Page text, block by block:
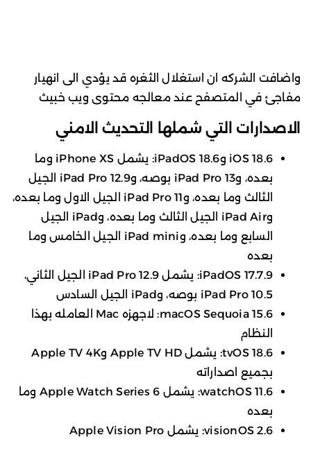
واضافت الشركه ان استغلال الثغره قد يؤدي الى انهيار
مفاجئ في المتصفح عند معالجه محتوى ويب خبيث
الاصدارات التي شملها التحديث الامني
iOS 18.6 وiPadOS 18.6: يشمل iPhone XS وما
بعده، وiPad Pro 13 بوصه، وiPad Pro 12.9 الجيل
الثالث وما بعده، وiPad Pro 11 الجيل الاول وما بعده،
وiPad Air الجيل الثالث وما بعده، وiPad الجيل
السابع وما بعده، وiPad mini الجيل الخامس وما
بعده
iPadOS 17.7.9: يشمل iPad Pro 12.9 الجيل الثاني،
iPad Pro 10.5 بوصه، وiPad الجيل السادس
macOS Sequoia 15.6: لاجهزه Mac العامله بهذا
النظام
tvOS 18.6: يشمل Apple TV HD وApple TV 4K
بجميع اصداراته
watchOS 11.6: يشمل Apple Watch Series 6 وما
بعده
visionOS 2.6: يشمل Apple Vision Pro